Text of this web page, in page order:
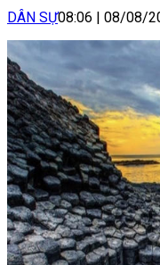
DÂN SỰ08:06 08/08/